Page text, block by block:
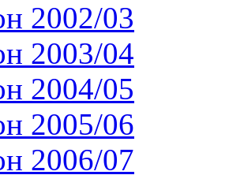
2002/03
2003/04
2004/05
2005/06
2006/07